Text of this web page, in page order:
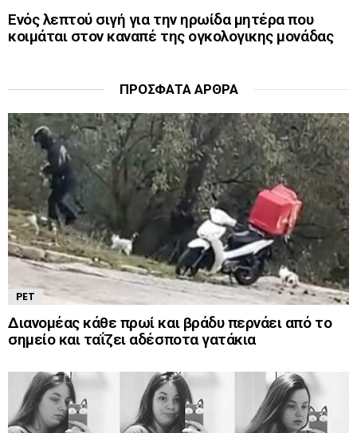
Ενός λεπτού σιγή για την ηρωίδα μητέρα που
κοιμάται στον καναπέ της ογκολογικης μονάδας
ΠΡΌΣΦΑΤΑ ΆΡΘΡΑ
PET
Διανομέας κάθε πρωί και βράδυ περνάει από το
σημείο και ταΐζει αδέσποτα γατάκια